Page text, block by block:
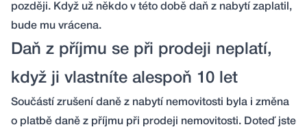
později. Když už někdo v této době daň z nabytí zaplatil,
bude mu vrácena.
Daň z příjmu se při prodeji neplatí,
když ji vlastníte alespoň 10 let
Součástí zrušení daně z nabytí nemovitosti byla i změna
o platbě daně z příjmu při prodeji nemovitosti. Doteď jste